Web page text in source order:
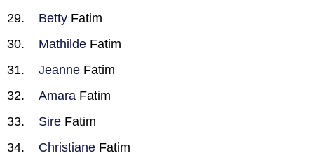
Betty Fatim
Mathilde Fatim
Jeanne Fatim
Amara Fatim
Sire Fatim
Christiane Fatim